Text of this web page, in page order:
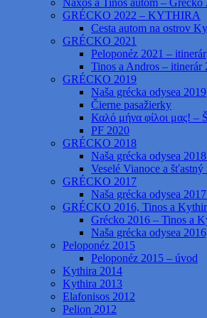
Naxos a Tinos autom – Grécko
GRÉCKO 2022 – KYTHIRA
Cesta autom na ostrov
GRÉCKO 2021
Peloponéz 2021 – itinerár
Tinos a Andros – itinerár
GRÉCKO 2019
Naša grécka odysea 2019
Čierne pasažierky
Καλό μήνα φίλοι μας! –
PF 2020
GRÉCKO 2018
Naša grécka odysea
Veselé Vianoce a
GRÉCKO 2017
Naša grécka odysea
GRÉCKO 2016, Tinos a
Grécko 2016 – Tinos a
Naša grécka odysea
Peloponéz 2015
Peloponéz 2015 – úvod
Kythira 2014
Kythira 2013
Elafonisos 2012
Pelion 2012